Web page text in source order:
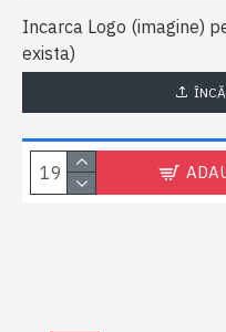
Incarca Logo (imagine)
exista)